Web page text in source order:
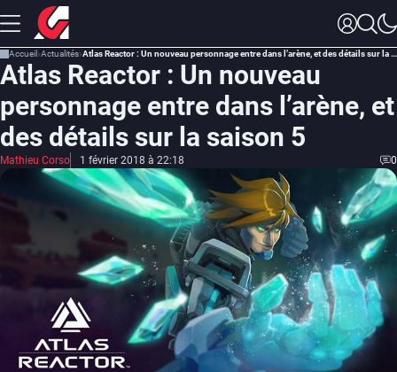
Accueil Actualités Atlas Reactor : Un nouveau personnage entre dans l’arène, et des détails sur la saison 5
Atlas Reactor : Un nouveau
personnage entre dans l’arène, et
des détails sur la saison 5
Mathieu Corso 1 février 2018 à 22:18 0